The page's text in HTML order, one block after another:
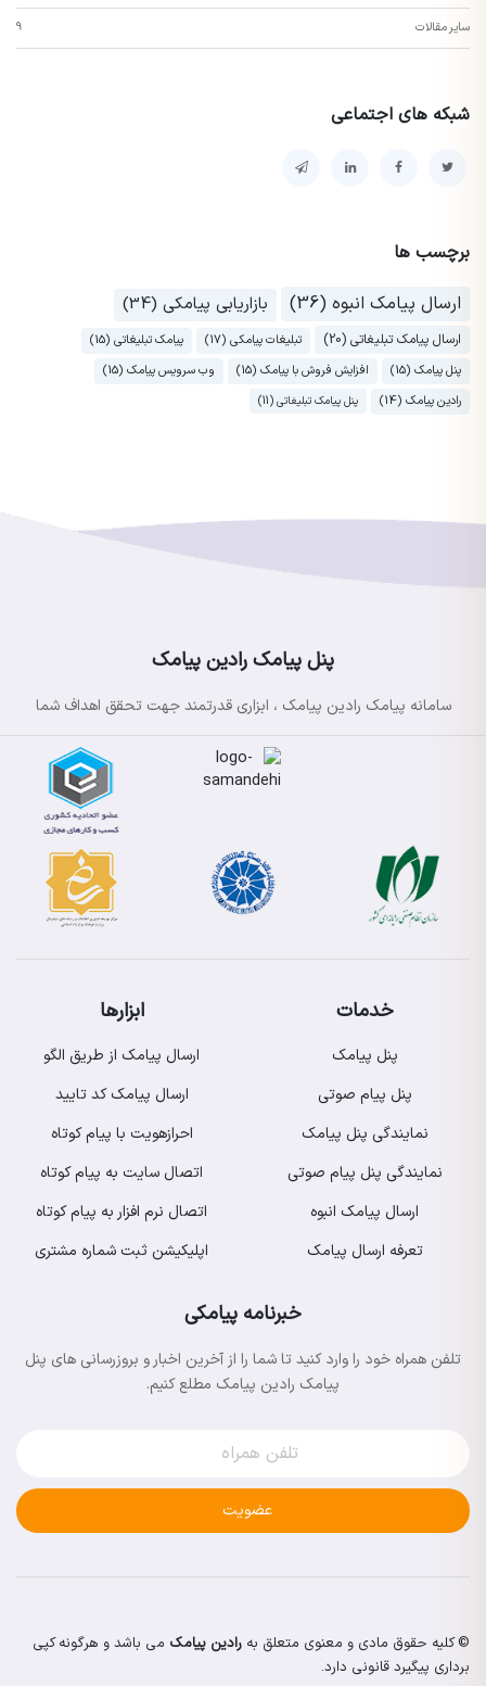
سایر مقالات 9
شبکه های اجتماعی
برچسب ها
ارسال پیامک انبوه (36)
بازاریابی پیامکی (34)
ارسال پیامک تبلیغاتی (20) تبلیغات پیامکی (17)
پیامک تبلیغاتی (15)
پنل پیامک (15)
افزایش فروش با پیامک (15)
وب سرویس پیامک (15)
رادین پیامک (14)
پنل پیامک تبلیغاتی (11)
پنل پیامک رادین پیامک
سامانه پیامک رادین پیامک ، ابزاری قدرتمند جهت تحقق اهداف شما
خدمات
پنل پیامک
پنل پیام صوتی
نمایندگی پنل پیامک
نمایندگی پنل پیام صوتی
ارسال پیامک انبوه
تعرفه ارسال پیامک
ابزارها
ارسال پیامک از طریق الگو
ارسال پیامک کد تایید
احرازهویت با پیام کوتاه
اتصال سایت به پیام کوتاه
اتصال نرم افزار به پیام کوتاه
اپلیکیشن ثبت شماره مشتری
خبرنامه پیامکی
تلفن همراه خود را وارد کنید تا شما را از آخرین اخبار و بروزرسانی های پنل
پیامک رادین پیامک مطلع کنیم.
عضویت
© کلیه حقوق مادی و معنوی متعلق به رادین پیامک می باشد و هرگونه کپی
برداری پیگیرد قانونی دارد.